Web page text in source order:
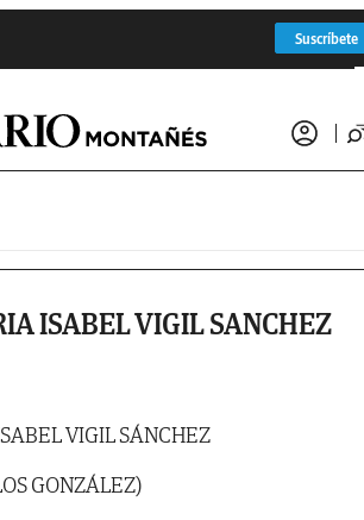
Suscríbete
ISABEL VIGIL SANCHEZ
VIGIL SÁNCHEZ
GONZÁLEZ)